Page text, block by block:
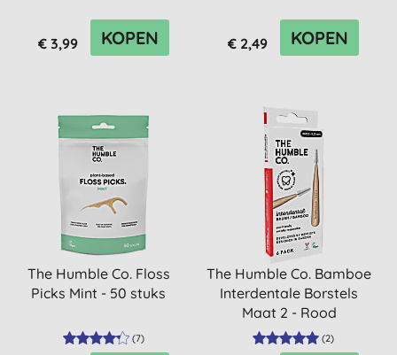
€ 3,99 KOPEN € 2,49 KOPEN
The Humble Co. Floss
Picks Mint - 50 stuks
(7)
The Humble Co. Bamboe
Interdentale Borstels
Maat 2 - Rood
(2)